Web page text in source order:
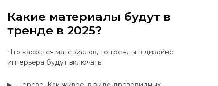
Какие материалы будут в
тренде в 2025?
Что касается материалов, то тренды в дизайне
интерьера будут включать: